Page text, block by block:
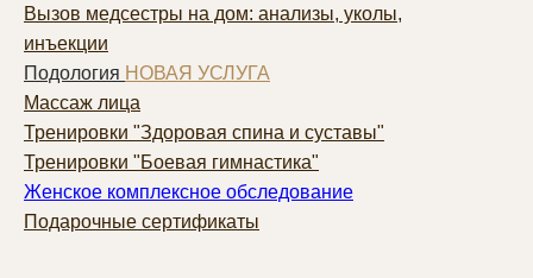
Вызов медсестры на дом: анализы, уколы,
инъекции
Подология НОВАЯ УСЛУГА
Массаж лица
Тренировки "Здоровая спина и суставы"
Тренировки "Боевая гимнастика"
Женское комплексное обследование
Подарочные сертификаты